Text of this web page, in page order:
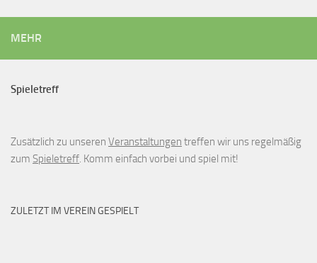
MEHR
Spieletreff
Zusätzlich zu unseren Veranstaltungen treffen wir uns regelmäßig
zum Spieletreff. Komm einfach vorbei und spiel mit!
ZULETZT IM VEREIN GESPIELT